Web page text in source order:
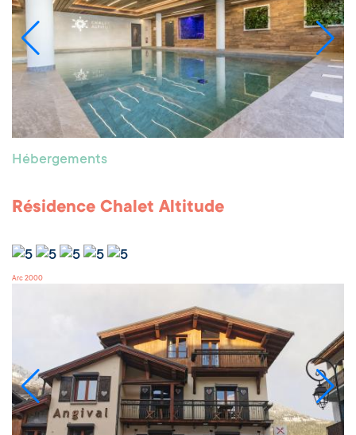
Hébergements
Résidence Chalet Altitude
Arc 2000